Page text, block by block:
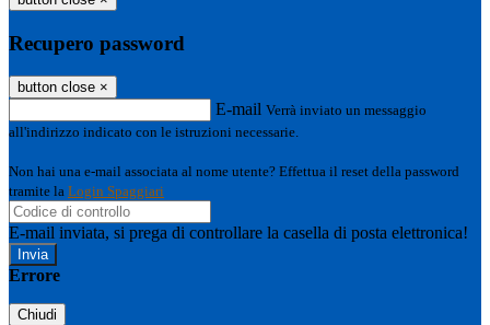
Recupero password
button close ×
E-mail Verrà inviato un messaggio
all'indirizzo indicato con le istruzioni necessarie.
Non hai una e-mail associata al nome utente? Effettua il reset della password
tramite la Login Spaggiari
E-mail inviata, si prega di controllare la casella di posta elettronica!
Errore
Chiudi